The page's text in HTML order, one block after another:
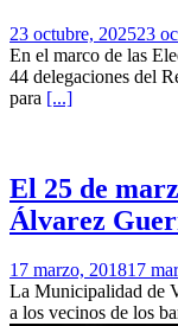
23 octubre, 202523
En el marco de las
44 delegaciones del
para [...]
El 25 de
Álvarez
17 marzo, 201817
La Municipalidad de
a los vecinos de los